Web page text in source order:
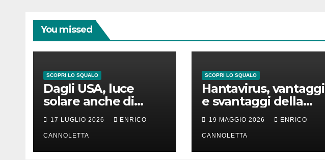
You missed
SCOPRI LO SQUALO
Dagli USA, luce
solare anche di
notte
17 LUGLIO 2026 ENRICO
CANNOLETTA
SCOPRI LO SQUALO
Hantavirus, vantaggi
e svantaggi della
lunga incubazione
19 MAGGIO 2026 ENRICO
CANNOLETTA